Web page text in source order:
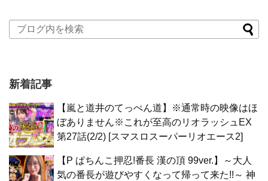
新着記事
【嵐と道井のてっぺん道】※通常時の映像はほ
ぼありません※これが至高のリオラッシュEX
第27話(2/2) [スマスロスーパーリオエース2]
【P ぱちんこ押忍!番長 漢の頂 99ver.】～大人
気の番長が遊びやすくなって帰って来た!!～ 神